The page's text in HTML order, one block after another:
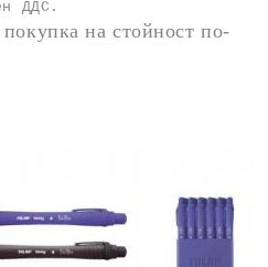
ДДС.
на стойност по-